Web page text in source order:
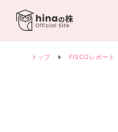
トップ » FISCOレポート